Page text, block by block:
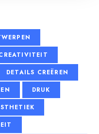
DETAILS CREËREN
DRUK